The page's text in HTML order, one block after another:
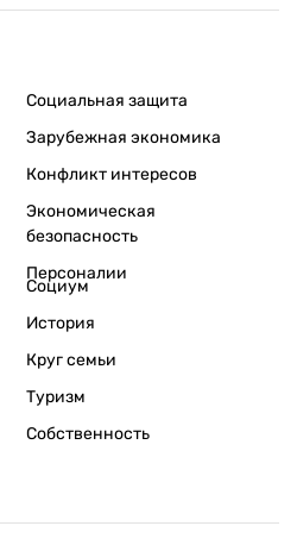
Социальная защита
Зарубежная экономика
Конфликт интересов
Экономическая
безопасность
Персоналии
Социум
История
Круг семьи
Туризм
Собственность